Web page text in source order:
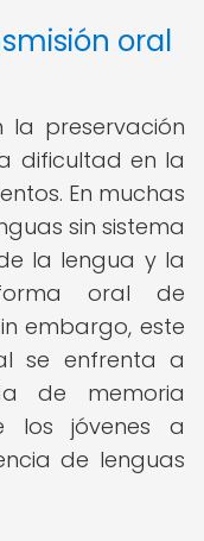
oral
la preservación
dificultad en la
En muchas
sin sistema
la lengua y la
oral de
embargo, este
se enfrenta a
de memoria
los jóvenes a
de lenguas